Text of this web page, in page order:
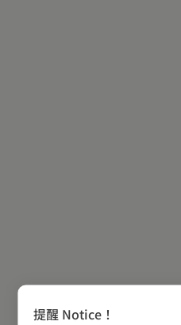
提醒 Notice！